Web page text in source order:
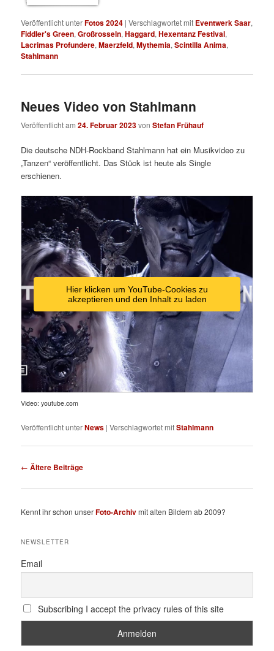
Veröffentlicht unterFotos 2024 |Verschlagwortet mit Eventwerk Saar,
Fiddler's Green,Großrosseln,Haggard,Hexentanz Festival,
Lacrimas Profundere,Maerzfeld,Mythemia,Scintilla Anima,
Stahlmann
Neues Video von Stahlmann
Veröffentlicht am24. Februar 2023vonStefan Frühauf
Die deutsche NDH-Rockband Stahlmann hat ein Musikvideo zu
„Tanzen“ veröffentlicht. Das Stück ist heute als Single
erschienen.
Hier klicken um YouTube-Cookies zu
akzeptieren und den Inhalt zu laden
Video: youtube.com
Veröffentlicht unterNews |Verschlagwortet mitStahlmann
Beitragsnavigation
← Ältere Beiträge
Kennt ihr schon unserFoto-Archivmit alten Bildern ab 2009?
NEWSLETTER
Email
Subscribing I accept the privacy rules of this site